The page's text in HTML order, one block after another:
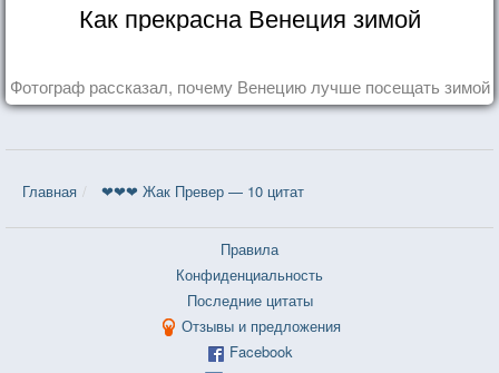
Как прекрасна Венеция зимой
Фотограф рассказал, почему Венецию лучше посещать зимой
Главная ❤❤❤ Жак Превер — 10 цитат
Правила
Конфиденциальность
Последние цитаты
Отзывы и предложения
Facebook